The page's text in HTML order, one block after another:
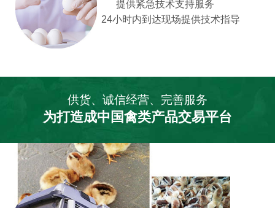
提供紧急技术支持服务
24小时内到达现场提供技术指导
供货、诚信经营、完善服务
为打造成中国禽类产品交易平台